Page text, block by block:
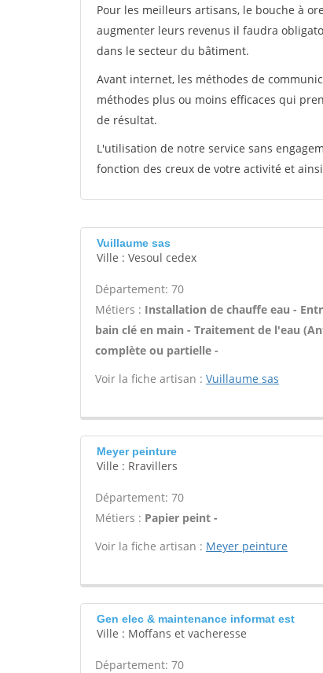
Pour les meilleurs artisans, le bouche à
augmenter leurs revenus il faudra
dans le secteur du bâtiment.
Avant internet, les méthodes de
méthodes plus ou moins efficaces qui
de résultat.
L'utilisation de notre service sans
fonction des creux de votre activité et
Vuillaume sas
Ville : Vesoul cedex
Département: 70
Métiers : Installation de chauffe eau -
bain clé en main - Traitement de l'eau
complète ou partielle -
Voir la fiche artisan : Vuillaume sas
Meyer peinture
Ville : Rravillers
Département: 70
Métiers : Papier peint -
Voir la fiche artisan : Meyer peinture
Gen elec & maintenance informat est
Ville : Moffans et vacheresse
Département: 70